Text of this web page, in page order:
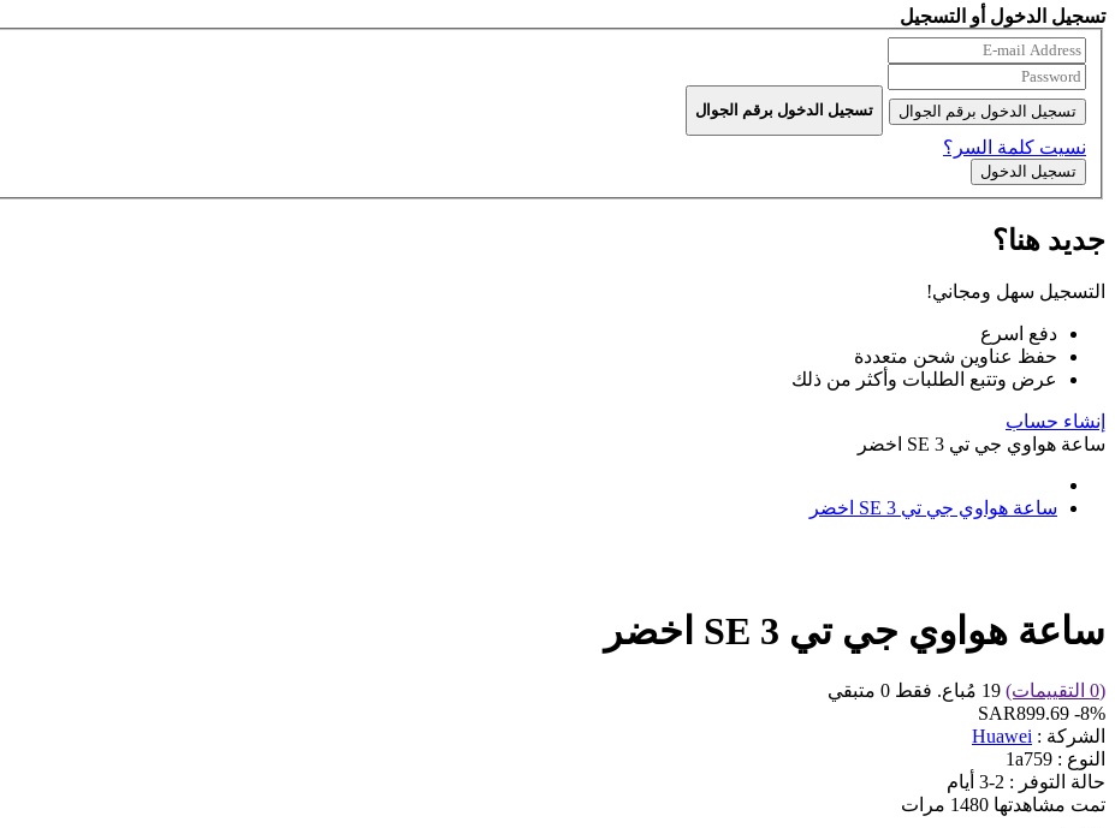
تسجيل الدخول أو التسجيل
تسجيل الدخول برقم الجوال تسجيل الدخول برقم الجوال
نسيت كلمة السر؟
تسجيل الدخول
جديد هنا؟
التسجيل سهل ومجاني!
دفع اسرع
حفظ عناوين شحن متعددة
عرض وتتبع الطلبات وأكثر من ذلك
إنشاء حساب
ساعة هواوي جي تي 3 SE اخضر
ساعة هواوي جي تي 3 SE اخضر
ساعة هواوي جي تي 3 SE اخضر
(0 التقييمات)
19 مُباع. فقط 0 متبقي
SAR899.69 -8%
الشركة : Huawei
النوع : 1a759
حالة التوفر : 2-3 أيام
تمت مشاهدتها 1480 مرات